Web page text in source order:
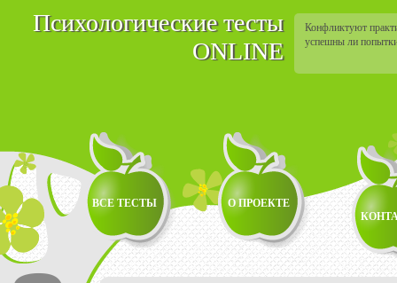
Психологические тесты
ONLINE
Конфликтуют
успешны ли
ВСЕ ТЕСТЫ
О ПРОЕКТЕ